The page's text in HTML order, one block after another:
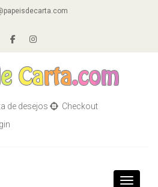
de desejos
Checkout
Toggle